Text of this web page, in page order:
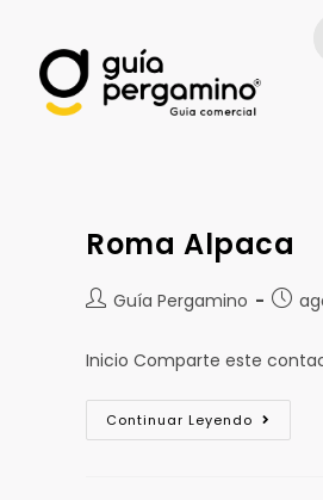
Roma Alpaca
Guía Pergamino
Inicio Comparte este
Continuar Leyendo